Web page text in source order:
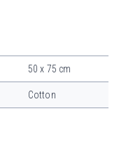
50 x 75 cm
Cotton